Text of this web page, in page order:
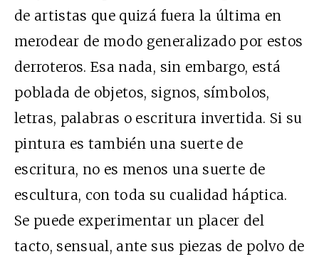
de artistas que quizá fuera la última en
merodear de modo generalizado por estos
derroteros. Esa nada, sin embargo, está
poblada de objetos, signos, símbolos,
letras, palabras o escritura invertida. Si su
pintura es también una suerte de
escritura, no es menos una suerte de
escultura, con toda su cualidad háptica.
Se puede experimentar un placer del
tacto, sensual, ante sus piezas de polvo de